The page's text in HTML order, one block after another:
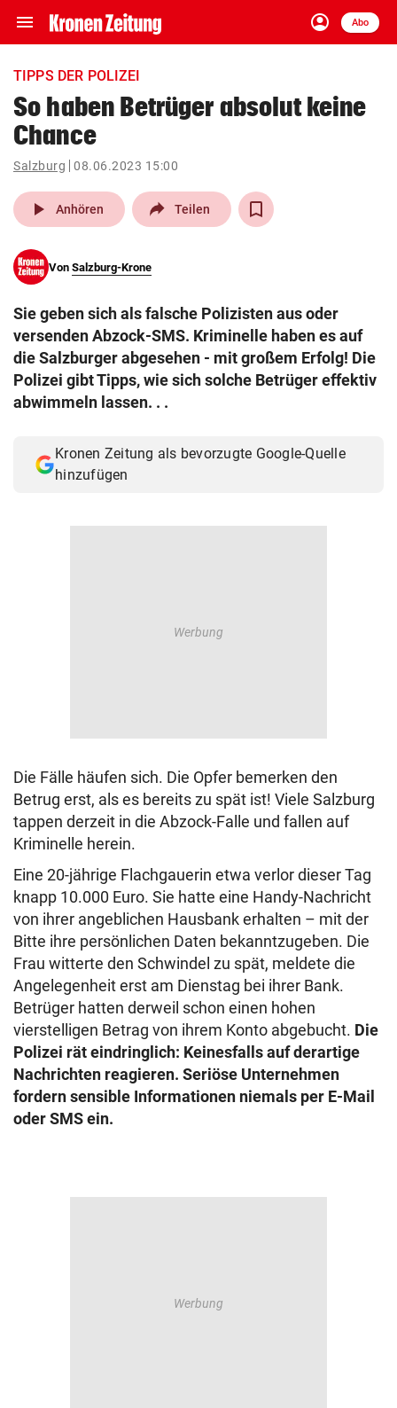
menu Navigation
ein-/ausklappen
account_circle
Anmelden
Abo
close Schließen
account_circle Anmelden
pin_drop
Wien arrow_right
search
eingeben
TIPPS DER POLIZEI
So haben Betrüger absolut keine
Chance
Salzburg 08.06.2023 15:00
play_arrow Anhören Teilen
Von Salzburg-Krone
Sie geben sich als falsche Polizisten aus oder
versenden Abzock-SMS. Kriminelle haben es auf
die Salzburger abgesehen - mit großem Erfolg! Die
Polizei gibt Tipps, wie sich solche Betrüger effektiv
abwimmeln lassen. . .
Kronen Zeitung als bevorzugte Google-Quelle
hinzufügen
Die Fälle häufen sich. Die Opfer bemerken den
Betrug erst, als es bereits zu spät ist! Viele Salzburg
tappen derzeit in die Abzock-Falle und fallen auf
Kriminelle herein.
Eine 20-jährige Flachgauerin etwa verlor dieser Tag
knapp 10.000 Euro. Sie hatte eine Handy-Nachricht
von ihrer angeblichen Hausbank erhalten – mit der
Bitte ihre persönlichen Daten bekanntzugeben. Die
Frau witterte den Schwindel zu spät, meldete die
Angelegenheit erst am Dienstag bei ihrer Bank.
Betrüger hatten derweil schon einen hohen
vierstelligen Betrag von ihrem Konto abgebucht. Die
Polizei rät eindringlich: Keinesfalls auf derartige
Nachrichten reagieren. Seriöse Unternehmen
fordern sensible Informationen niemals per E-Mail
oder SMS ein.